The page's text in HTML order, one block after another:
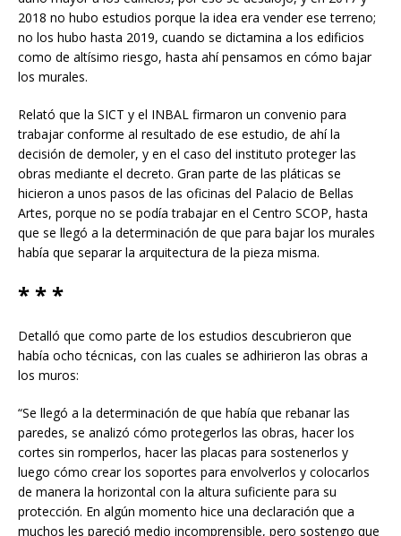
2018 no hubo estudios porque la idea era vender ese terreno;
no los hubo hasta 2019, cuando se dictamina a los edificios
como de altísimo riesgo, hasta ahí pensamos en cómo bajar
los murales.
Relató que la SICT y el INBAL firmaron un convenio para
trabajar conforme al resultado de ese estudio, de ahí la
decisión de demoler, y en el caso del instituto proteger las
obras mediante el decreto. Gran parte de las pláticas se
hicieron a unos pasos de las oficinas del Palacio de Bellas
Artes, porque no se podía trabajar en el Centro SCOP, hasta
que se llegó a la determinación de que para bajar los murales
había que separar la arquitectura de la pieza misma.
* * *
Detalló que como parte de los estudios descubrieron que
había ocho técnicas, con las cuales se adhirieron las obras a
los muros:
“Se llegó a la determinación de que había que rebanar las
paredes, se analizó cómo protegerlos las obras, hacer los
cortes sin romperlos, hacer las placas para sostenerlos y
luego cómo crear los soportes para envolverlos y colocarlos
de manera la horizontal con la altura suficiente para su
protección. En algún momento hice una declaración que a
muchos les pareció medio incomprensible, pero sostengo que